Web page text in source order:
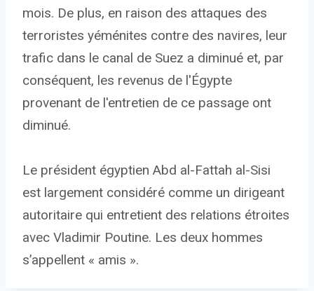
mois. De plus, en raison des attaques des
terroristes yéménites contre des navires, leur
trafic dans le canal de Suez a diminué et, par
conséquent, les revenus de l'Égypte
provenant de l'entretien de ce passage ont
diminué.
Le président égyptien Abd al-Fattah al-Sisi
est largement considéré comme un dirigeant
autoritaire qui entretient des relations étroites
avec Vladimir Poutine. Les deux hommes
s’appellent « amis ».